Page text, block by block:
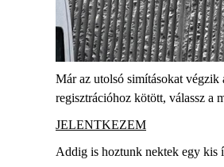
Már az utolsó simításokat végzik
regisztrációhoz kötött, válassz a
JELENTKEZEM
Addig is hoztunk nektek egy kis